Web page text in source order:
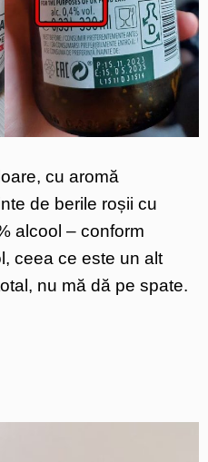
cu aromă
de berile roșii cu
alcool – conform
ceea ce este un alt
nu mă dă pe spate.